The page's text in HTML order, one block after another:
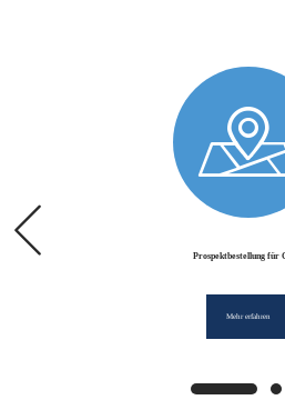
Prospektbestellung für
Mehr erfahren